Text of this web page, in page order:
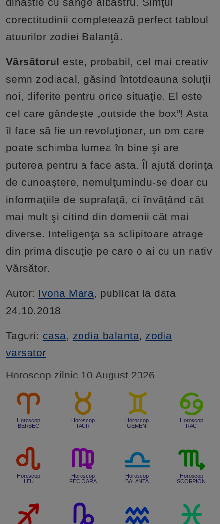
corectitudinii completează perfect tabloul
atuurilor zodiei Balanţă.
Vărsătorul este, probabil, cel mai creativ
semn zodiacal, găsind întotdeauna soluţii
noi, diferite pentru orice situaţie. El este
cel care gândeşte „outside the box”! Asta
îl face să fie un revoluţionar, un om care
poate schimba lumea în bine şi are
puterea pentru a face asta. Îl ajută dorinţa
de cunoaştere, nemulţumindu-se doar cu
informaţiile de suprafaţă, ci învăţând cât
mai mult şi citind din domenii cât mai
diverse. Inteligenţa sa sclipitoare atrage
din prima discuţie pe care o ai cu un nativ
Vărsător.
Autor: Ivona Mara, publicat la data
24.10.2018
Taguri: casa, zodia balanta, zodia
varsator
Horoscop zilnic 10 August 2026
Horoscop
BERBEC
Horoscop
TAUR
Horoscop
GEMENI
Horoscop
RAC
Horoscop
LEU
Horoscop
FECIOARA
Horoscop
BALANTA
Horoscop
SCORPION